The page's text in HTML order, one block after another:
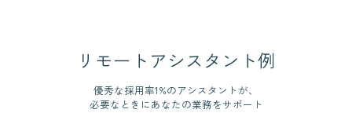
リモートアシスタント例
優秀な採用率1%のアシスタントが、
必要なときにあなたの業務をサポート